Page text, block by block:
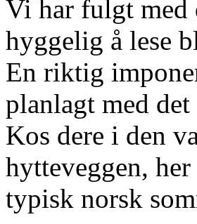
Vi har fulgt med
hyggelig å lese
En riktig
planlagt med
Kos dere i den
hytteveggen,
typisk norsk